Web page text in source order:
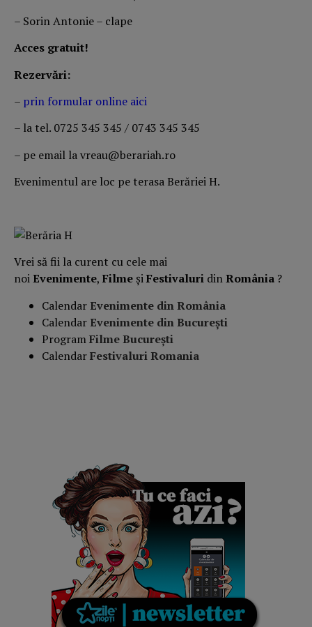
– Sorin Antonie – clape
Acces gratuit!
Rezervări:
– prin formular online aici
– la tel. 0725 345 345 / 0743 345 345
– pe email la vreau@berariah.ro
Evenimentul are loc pe terasa Berăriei H.
Vrei să fii la curent cu cele mai
noiEvenimente, Filme șiFestivaluri dinRomânia ?
Calendar Evenimente din România
Calendar Evenimente din București
ProgramFilme București
CalendarFestivaluri Romania